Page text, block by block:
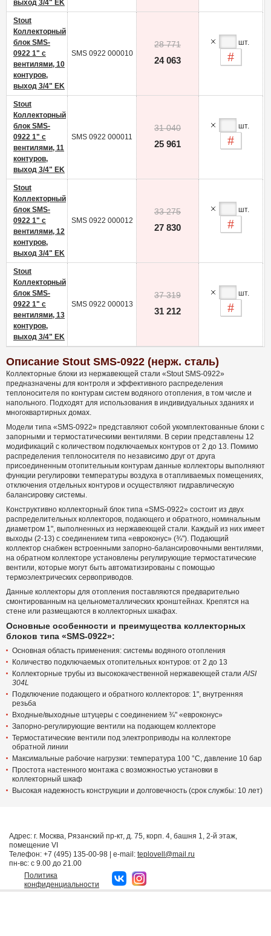
выход 3/4" EK
Stout
Коллекторный
блок SMS-
0922 1" с
вентилями, 10
контуров,
выход 3/4" EK
SMS 0922 000010
28 771
24 063
шт.
Stout
Коллекторный
блок SMS-
0922 1" с
вентилями, 11
контуров,
выход 3/4" EK
SMS 0922 000011
31 040
25 961
шт.
Stout
Коллекторный
блок SMS-
0922 1" с
вентилями, 12
контуров,
выход 3/4" EK
SMS 0922 000012
33 275
27 830
шт.
Stout
Коллекторный
блок SMS-
0922 1" с
вентилями, 13
контуров,
выход 3/4" EK
SMS 0922 000013
37 319
31 212
шт.
Описание Stout SMS-0922 (нерж. сталь)
Коллекторные блоки из нержавеющей стали «Stout SMS-0922»
предназначены для контроля и эффективного распределения
теплоносителя по контурам систем водяного отопления, в том числе и
напольного. Подходят для использования в индивидуальных зданиях и
многоквартирных домах.
Модели типа «SMS-0922» представляют собой укомплектованные блоки с
запорными и термостатическими вентилями. В серии представлены 12
модификаций с количеством подключаемых контуров от 2 до 13. Помимо
распределения теплоносителя по независимо друг от друга
присоединенным отопительным контурам данные коллекторы выполняют
функции регулировки температуры воздуха в отапливаемых помещениях,
отключения отдельных контуров и осуществляют гидравлическую
балансировку системы.
Конструктивно коллекторный блок типа «SMS-0922» состоит из двух
распределительных коллекторов, подающего и обратного, номинальным
диаметром 1", выполненных из нержавеющей стали. Каждый из них имеет
выходы (2-13) с соединением типа «евроконус» (¾"). Подающий
коллектор снабжен встроенными запорно-балансировочными вентилями,
на обратном коллекторе установлены регулирующие термостатические
вентили, которые могут быть автоматизированы с помощью
термоэлектрических сервоприводов.
Данные коллекторы для отопления поставляются предварительно
смонтированным на цельнометаллических кронштейнах. Крепятся на
стене или размещаются в коллекторных шкафах.
Основные особенности и преимущества коллекторных
блоков типа «SMS-0922»:
Основная область применения: системы водяного отопления
Количество подключаемых отопительных контуров: от 2 до 13
Коллекторные трубы из высококачественной нержавеющей сталиAISI
304L
Подключение подающего и обратного коллекторов: 1", внутренняя
резьба
Входные/выходные штуцеры с соединением ¾" «евроконус»
Запорно-регулирующие вентили на подающем коллекторе
Термостатические вентили под электроприводы на коллекторе
обратной линии
Максимальные рабочие нагрузки: температура 100 °C, давление 10 бар
Простота настенного монтажа с возможностью установки в
коллекторный шкаф
Высокая надежность конструкции и долговечность (срок службы: 10 лет)
Адрес: г. Москва, Рязанский пр-кт, д. 75, корп. 4, башня 1, 2-й этаж,
помещение VI
Телефон: +7 (495) 135-00-98 | e-mail: teplovell@mail.ru
пн-вс: с 9.00 до 21.00
Политика
конфиденциальности